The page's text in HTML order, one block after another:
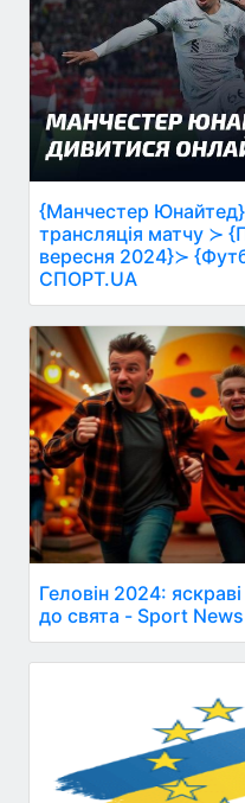
{Манчестер
трансляція матчу ≻
вересня 2024}≻
СПОРТ.UA
Геловін 2024:
до свята - Sport